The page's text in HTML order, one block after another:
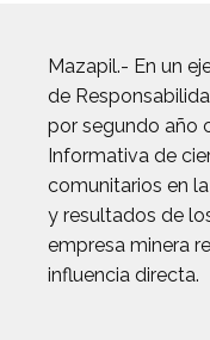
Mazapil.- En un
de
por segundo año
Informativa de
comunitarios en
y resultados de
empresa minera
influencia directa.